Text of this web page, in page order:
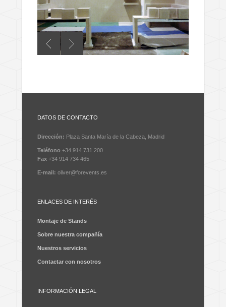
DATOS DE CONTACTO
Dirección: Plaza Santa María de la Cabeza, Madrid
Teléfono +34 914 731 200
Fax +34 914 734 465
E-mail: oliver@forevents.es
ENLACES DE INTERÉS
Montaje de Stands
Sobre nuestra compañía
Nuestros servicios
Contactar con nosotros
INFORMACIÓN LEGAL